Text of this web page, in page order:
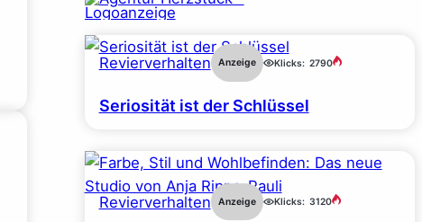
Revierverhalten Anzeige Klicks: 2790
Seriosität ist der Schlüssel
Revierverhalten Anzeige Klicks: 3120